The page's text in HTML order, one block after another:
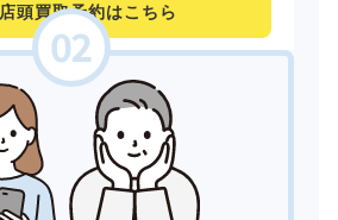
店頭買取予約はこちら